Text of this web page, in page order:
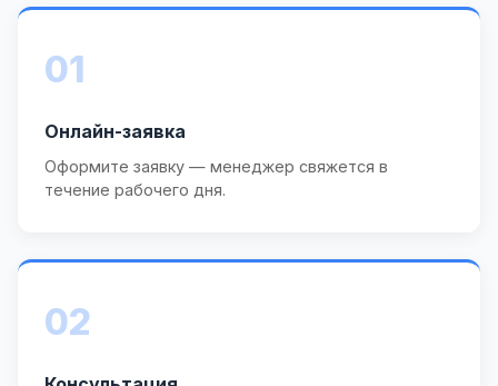
01
Онлайн-заявка
Оформите заявку — менеджер свяжется в
течение рабочего дня.
02